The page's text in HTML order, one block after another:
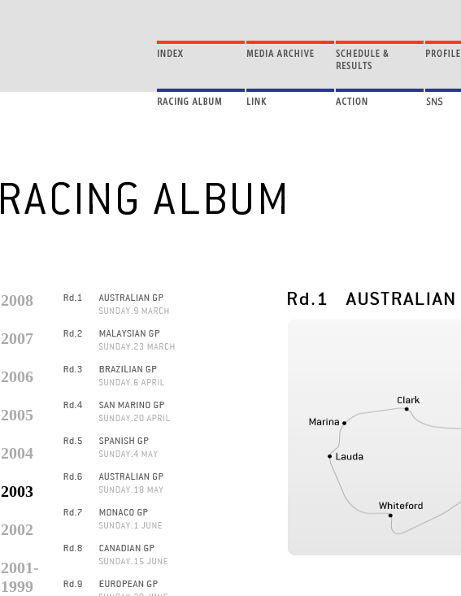
2008
2007
2006
2005
2004
2003
2002
2001-
1999